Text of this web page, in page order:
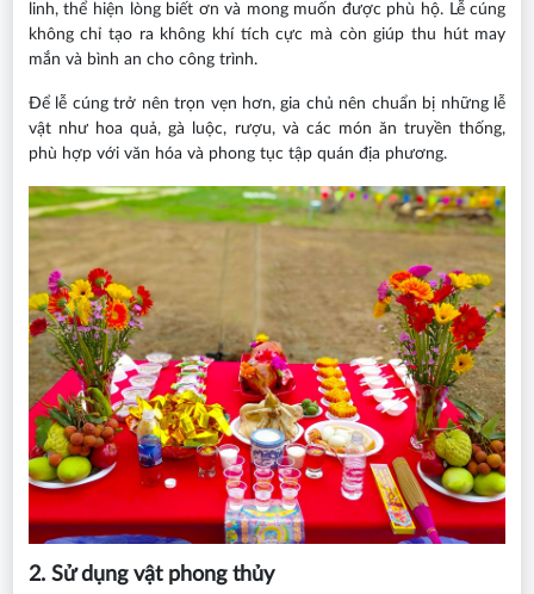
linh, thể hiện lòng biết ơn và mong muốn được phù hộ. Lễ cúng
không chỉ tạo ra không khí tích cực mà còn giúp thu hút may
mắn và bình an cho công trình.
Để lễ cúng trở nên trọn vẹn hơn, gia chủ nên chuẩn bị những lễ
vật như hoa quả, gà luộc, rượu, và các món ăn truyền thống,
phù hợp với văn hóa và phong tục tập quán địa phương.
2. Sử dụng vật phong thủy